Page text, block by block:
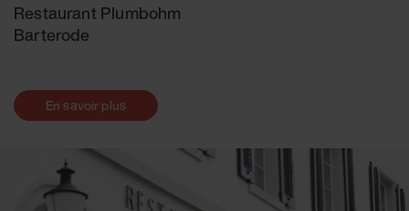
Restaurant Plumbohm
Barterode
En savoir plus